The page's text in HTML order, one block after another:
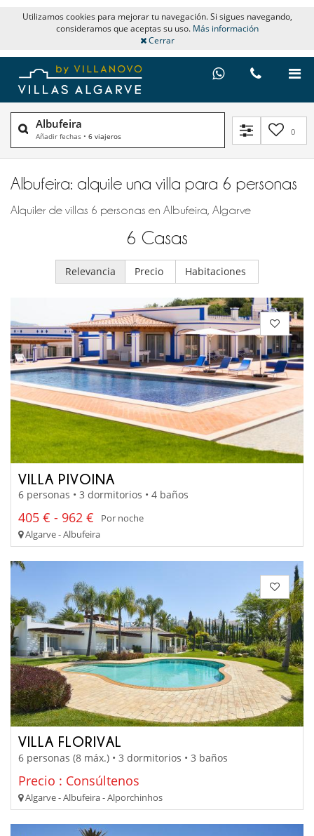
Utilizamos cookies para mejorar tu navegación. Si sigues navegando,
consideramos que aceptas su uso. Más información
Cerrar
Albufeira
Añadir fechas • 6 viajeros 0
Albufeira: alquile una villa para 6 personas
Alquiler de villas 6 personas en Albufeira, Algarve
6 Casas
Relevancia Precio Habitaciones
VILLA PIVOINA
6 personas • 3 dormitorios • 4 baños
405 € - 962 €
Por noche
Algarve - Albufeira
VILLA FLORIVAL
6 personas (8 máx.) • 3 dormitorios • 3 baños
Precio : Consúltenos
Algarve - Albufeira - Alporchinhos